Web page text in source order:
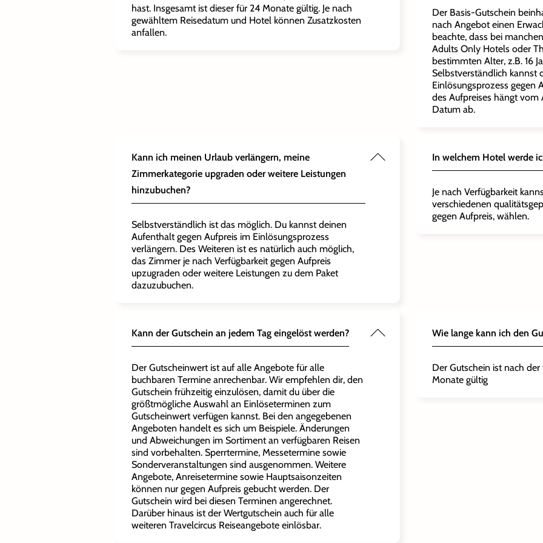
hast. Insgesamt ist dieser für 24 Monate gültig. Je nach
gewähltem Reisedatum und Hotel können Zusatzkosten
anfallen.
Der Basis-Gutschein
nach Angebot einen
beachte, dass bei
Adults Only Hotels oder
bestimmten Alter, z.B. 16
Selbstverständlich kannst
Einlösungsprozess gegen
des Aufpreises hängt
Datum ab.
Kann ich meinen Urlaub verlängern, meine
Zimmerkategorie upgraden oder weitere Leistungen
hinzubuchen?
Selbstverständlich ist das möglich. Du kannst deinen
Aufenthalt gegen Aufpreis im Einlösungsprozess
verlängern. Des Weiteren ist es natürlich auch möglich,
das Zimmer je nach Verfügbarkeit gegen Aufpreis
upzugraden oder weitere Leistungen zu dem Paket
dazuzubuchen.
In welchem Hotel werde
Je nach Verfügbarkeit
verschiedenen
gegen Aufpreis, wählen.
Kann der Gutschein an jedem Tag eingelöst werden?
Der Gutscheinwert ist auf alle Angebote für alle
buchbaren Termine anrechenbar. Wir empfehlen dir, den
Gutschein frühzeitig einzulösen, damit du über die
größtmögliche Auswahl an Einlöseterminen zum
Gutscheinwert verfügen kannst. Bei den angegebenen
Angeboten handelt es sich um Beispiele. Änderungen
und Abweichungen im Sortiment an verfügbaren Reisen
sind vorbehalten. Sperrtermine, Messetermine sowie
Sonderveranstaltungen sind ausgenommen. Weitere
Angebote, Anreisetermine sowie Hauptsaisonzeiten
können nur gegen Aufpreis gebucht werden. Der
Gutschein wird bei diesen Terminen angerechnet.
Darüber hinaus ist der Wertgutschein auch für alle
weiteren Travelcircus Reiseangebote einlösbar.
Wie lange kann ich den
Der Gutschein ist nach
Monate gültig